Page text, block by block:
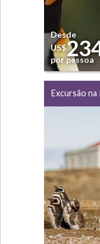
Desde
US$
por pessoa
Excursão na